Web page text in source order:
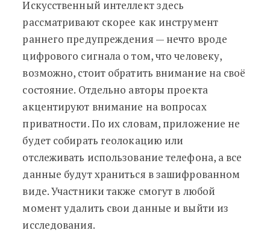
Искусственный интеллект здесь
рассматривают скорее как инструмент
раннего предупреждения — нечто вроде
цифрового сигнала о том, что человеку,
возможно, стоит обратить внимание на своё
состояние. Отдельно авторы проекта
акцентируют внимание на вопросах
приватности. По их словам, приложение не
будет собирать геолокацию или
отслеживать использование телефона, а все
данные будут храниться в зашифрованном
виде. Участники также смогут в любой
момент удалить свои данные и выйти из
исследования.